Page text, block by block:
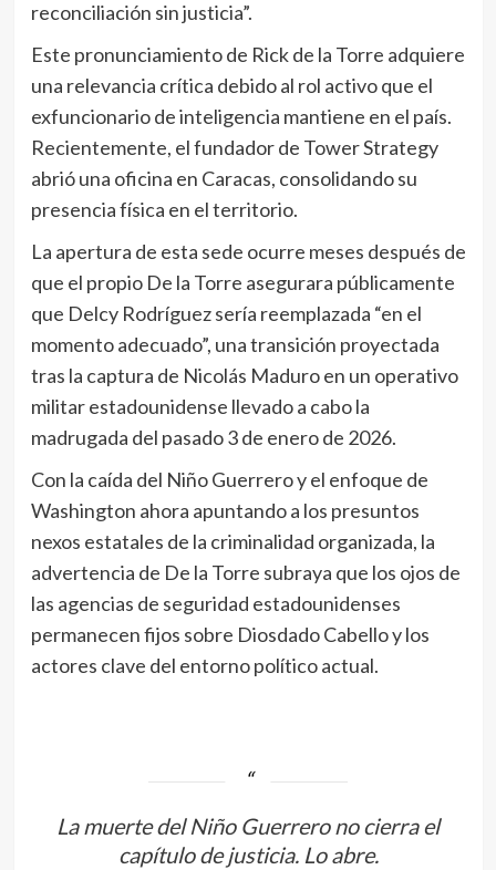
reconciliación sin justicia”.
Este pronunciamiento de Rick de la Torre adquiere
una relevancia crítica debido al rol activo que el
exfuncionario de inteligencia mantiene en el país.
Recientemente, el fundador de Tower Strategy
abrió una oficina en Caracas, consolidando su
presencia física en el territorio.
La apertura de esta sede ocurre meses después de
que el propio De la Torre asegurara públicamente
que Delcy Rodríguez sería reemplazada “en el
momento adecuado”, una transición proyectada
tras la captura de Nicolás Maduro en un operativo
militar estadounidense llevado a cabo la
madrugada del pasado 3 de enero de 2026.
Con la caída del Niño Guerrero y el enfoque de
Washington ahora apuntando a los presuntos
nexos estatales de la criminalidad organizada, la
advertencia de De la Torre subraya que los ojos de
las agencias de seguridad estadounidenses
permanecen fijos sobre Diosdado Cabello y los
actores clave del entorno político actual.
La muerte del Niño Guerrero no cierra el
capítulo de justicia. Lo abre.